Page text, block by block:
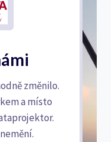
změnilo.
a místo